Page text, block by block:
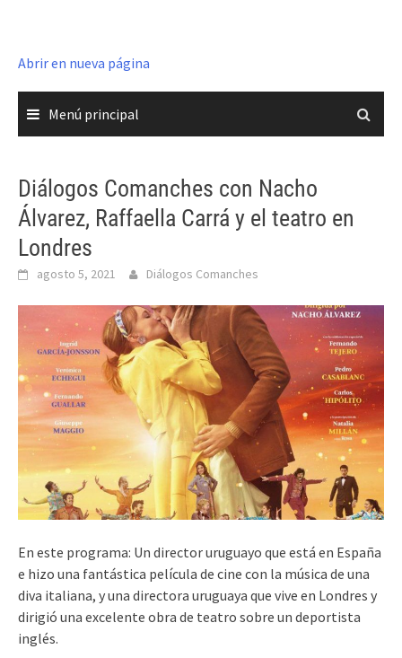
Abrir en nueva página
Menú principal
Diálogos Comanches con Nacho
Álvarez, Raffaella Carrá y el teatro en
Londres
agosto 5, 2021 Diálogos Comanches
En este programa: Un director uruguayo que está en España
e hizo una fantástica película de cine con la música de una
diva italiana, y una directora uruguaya que vive en Londres y
dirigió una excelente obra de teatro sobre un deportista
inglés.